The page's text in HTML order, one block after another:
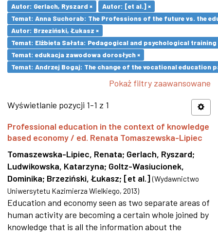
Autor: Gerlach, Ryszard ×
Autor: [et al.] ×
Temat: Anna Suchorab: The Professions of the future vs. the
Autor: Brzeziński, Łukasz ×
Temat: Elżbieta Sałata: Pedagogical and psychological
Temat: edukacja zawodowa dorosłych ×
Temat: Andrzej Bogaj: The change of the vocational education
Pokaż filtry zaawansowane
Wyświetlanie pozycji 1-1 z 1
Professional education in the context of knowledge
based economy / ed. Renata Tomaszewska-Lipiec
Tomaszewska-Lipiec, Renata; Gerlach, Ryszard;
Ludwikowska, Katarzyna; Goltz-Wasiucionek,
Dominika; Brzeziński, Łukasz; [et al.] (Wydawnictwo
Uniwersytetu Kazimierza Wielkiego, 2013)
Education and economy seen as two separate areas of
human activity are becoming a certain whole joined by
knowledge that is all the information about the